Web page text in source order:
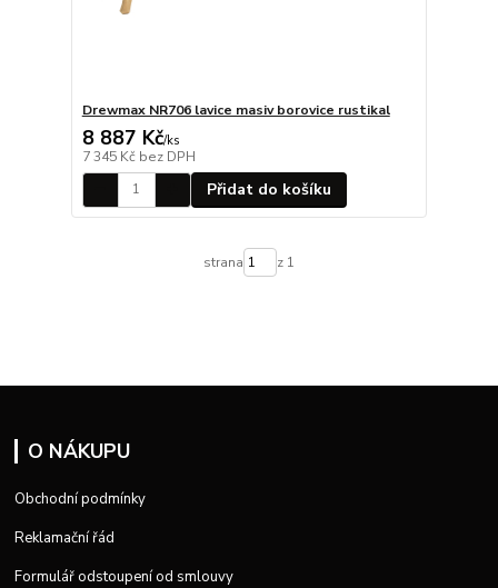
Drewmax NR706 lavice masiv borovice rustikal
8 887 Kč/ks
7 345 Kč bez DPH
Přidat do košíku
strana z 1
O NÁKUPU
Obchodní podmínky
Reklamační řád
Formulář odstoupení od smlouvy